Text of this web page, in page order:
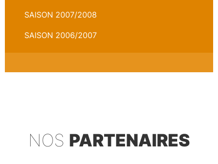
SAISON 2007/2008
SAISON 2006/2007
NOS PARTENAIRES